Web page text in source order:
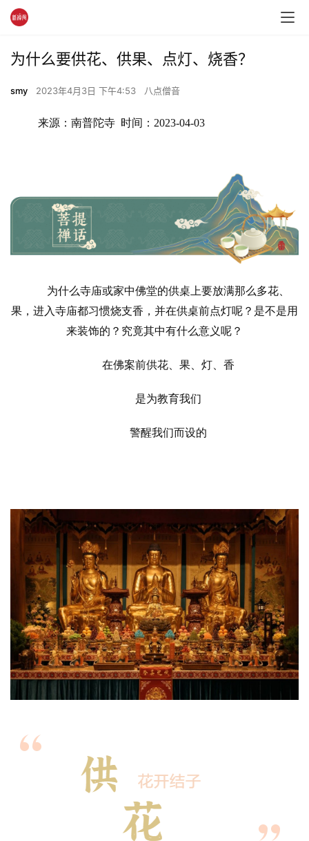
为什么要供花、供果、点灯、烧香？
smy 2023年4月3日 下午4:53 八点僧音
来源：南普陀寺  时间：2023-04-03
为什么寺庙或家中佛堂的供桌上要放满那么多花、
果，进入寺庙都习惯烧支香，并在供桌前点灯呢？是不是用
来装饰的？究竟其中有什么意义呢？
在佛案前供花、果、灯、香
是为教育我们
警醒我们而设的